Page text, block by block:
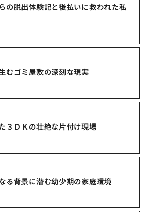
の脱出体験記と後払いに救われた私
むゴミ屋敷の深刻な現実
３ＤＫの壮絶な片付け現場
る背景に潜む幼少期の家庭環境